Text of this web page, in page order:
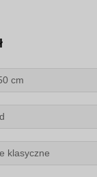
Zakres
od
147,00 zł
do
370,00 zł